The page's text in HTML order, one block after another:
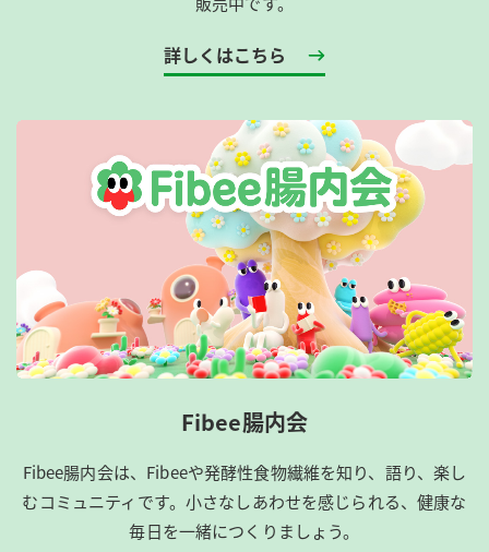
詳しくはこちら
Fibee腸内会
Fibee腸内会は、​Fibeeや発酵性食物繊維を知り、語り、楽し
むコミュニティです。​小さなしあわせを感じられる、健康な
毎日を一緒につくりましょう。